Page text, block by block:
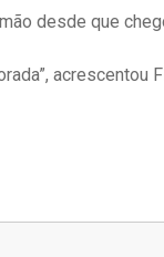
desde que
acrescentou